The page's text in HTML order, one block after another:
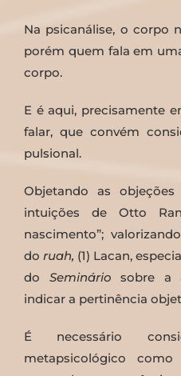
Na psicanálise, o corpo
porém quem fala em
corpo.
E é aqui, precisamente
falar, que convém
pulsional.
Objetando as
intuições de Otto
nascimento”;
do ruah, (1) Lacan,
do Seminário sobre a
indicar a pertinência
É necessário
metapsicológico